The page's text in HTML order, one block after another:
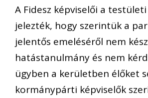
A Fidesz képviselői a
jelezték, hogy szerintük a
jelentős emeléséről nem
hatástanulmány és nem
ügyben a kerületben élőket
kormánypárti képviselők